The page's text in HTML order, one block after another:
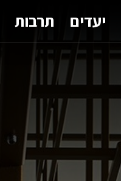
יעדים תרבות